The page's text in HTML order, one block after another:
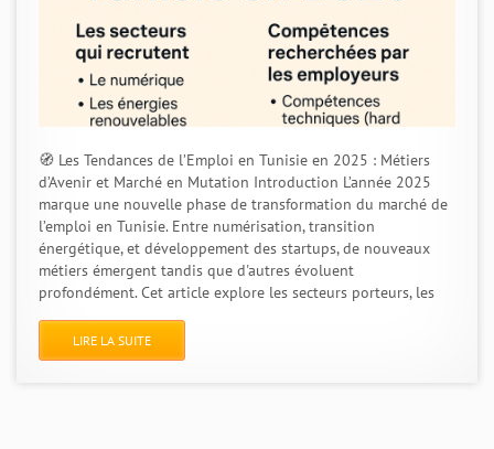
🧭 Les Tendances de l’Emploi en Tunisie en 2025 : Métiers
d’Avenir et Marché en Mutation Introduction L’année 2025
marque une nouvelle phase de transformation du marché de
l’emploi en Tunisie. Entre numérisation, transition
énergétique, et développement des startups, de nouveaux
métiers émergent tandis que d'autres évoluent
profondément. Cet article explore les secteurs porteurs, les
LIRE LA SUITE